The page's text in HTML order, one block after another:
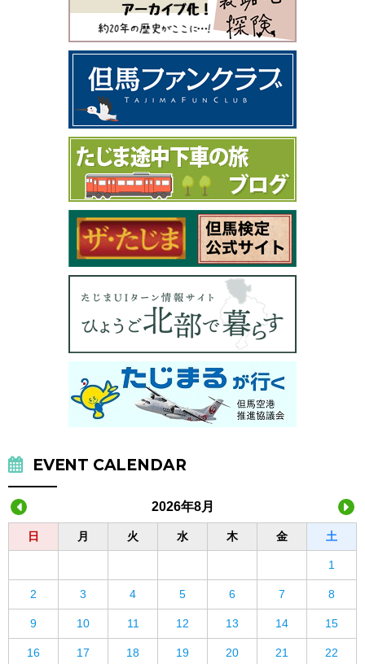
EVENT CALENDAR
2026年8月
日 月 火 水 木 金 土
1
2 3 4 5 6 7 8
9 10 11 12 13 14 15
16 17 18 19 20 21 22